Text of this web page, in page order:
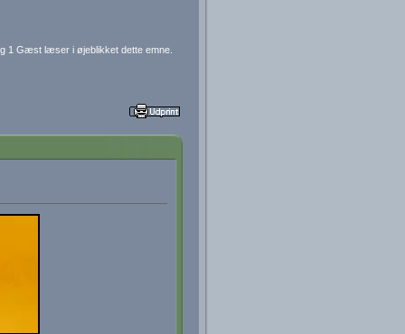
1 Gæst læser i øjeblikket dette emne.